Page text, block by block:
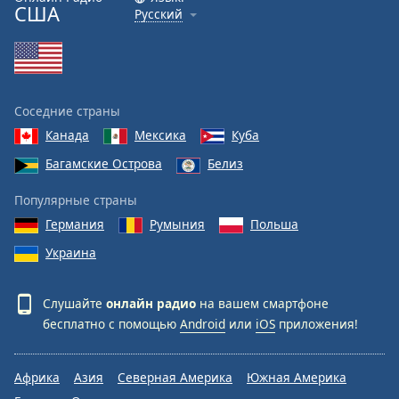
США
Русский
Соседние страны
Канада
Мексика
Куба
Багамские Острова
Белиз
Популярные страны
Германия
Румыния
Польша
Украина
Слушайте онлайн радио на вашем смартфоне
бесплатно с помощью Android или iOS приложения!
Африка Азия Северная Америка
Южная Америка